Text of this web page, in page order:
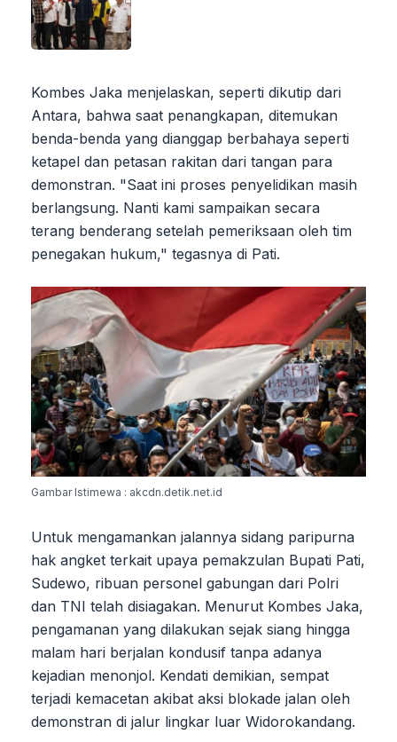
Kombes Jaka menjelaskan, seperti dikutip dari
Antara, bahwa saat penangkapan, ditemukan
benda-benda yang dianggap berbahaya seperti
ketapel dan petasan rakitan dari tangan para
demonstran. "Saat ini proses penyelidikan masih
berlangsung. Nanti kami sampaikan secara
terang benderang setelah pemeriksaan oleh tim
penegakan hukum," tegasnya di Pati.
Gambar Istimewa : akcdn.detik.net.id
Untuk mengamankan jalannya sidang paripurna
hak angket terkait upaya pemakzulan Bupati Pati,
Sudewo, ribuan personel gabungan dari Polri
dan TNI telah disiagakan. Menurut Kombes Jaka,
pengamanan yang dilakukan sejak siang hingga
malam hari berjalan kondusif tanpa adanya
kejadian menonjol. Kendati demikian, sempat
terjadi kemacetan akibat aksi blokade jalan oleh
demonstran di jalur lingkar luar Widorokandang.